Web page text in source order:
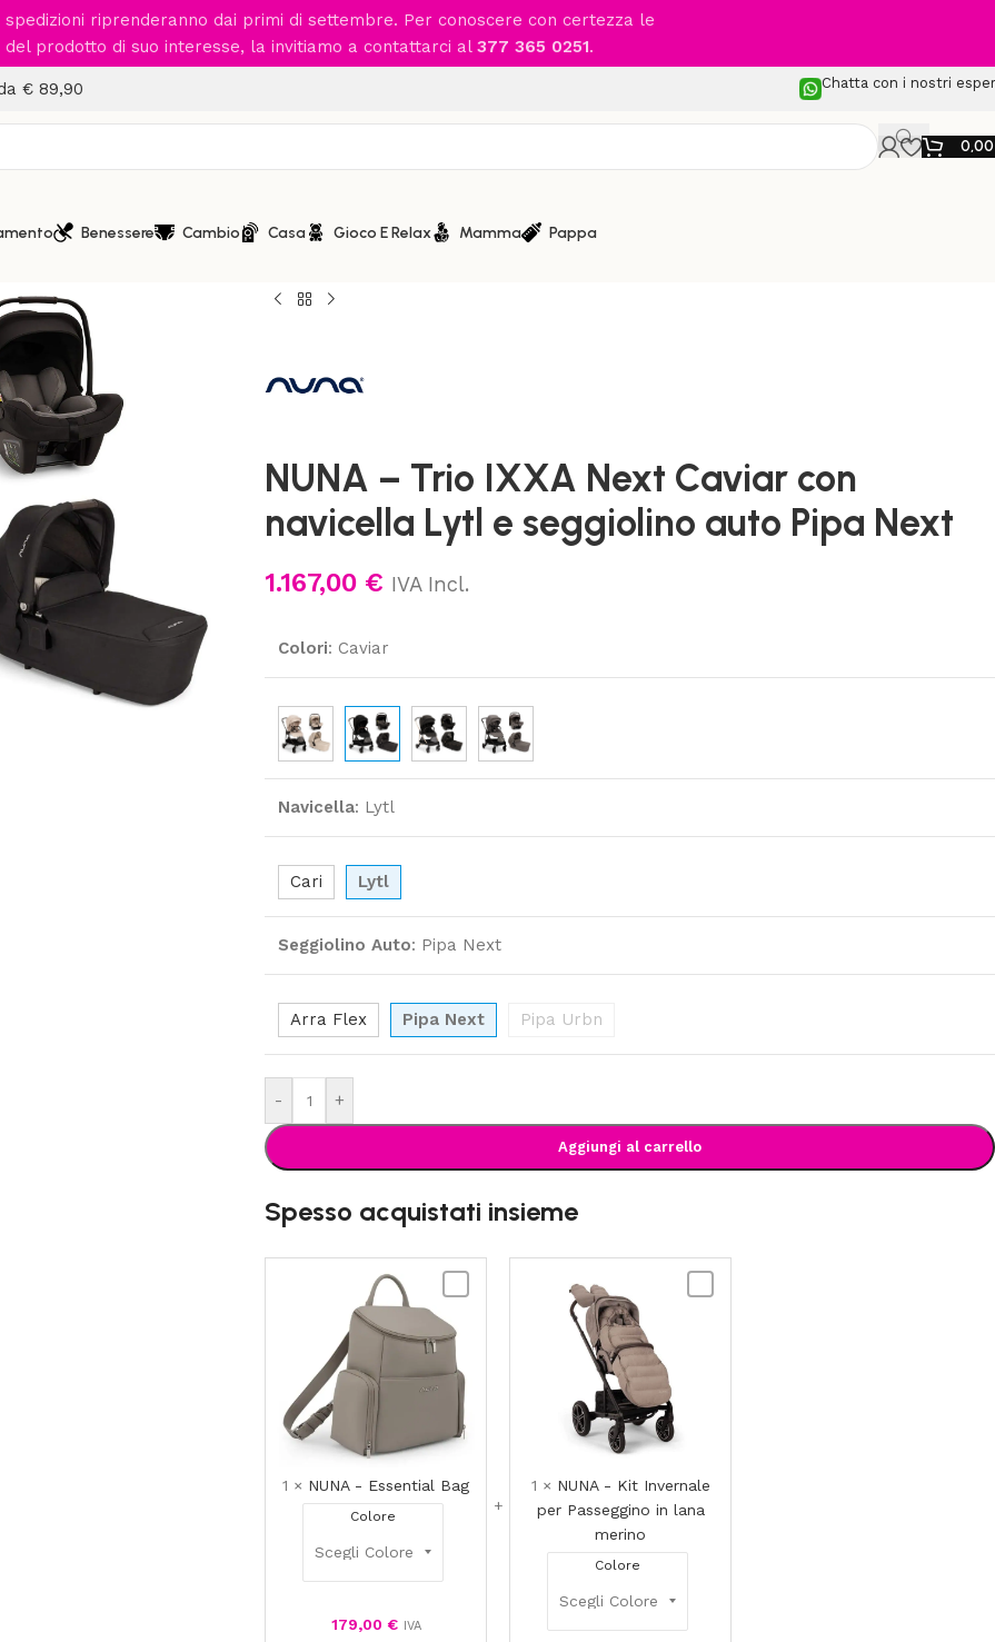
riprenderanno dai primi di settembre. Per conoscere con certezza le
del prodotto di suo interesse, la invitiamo a contattarci al 377 365 0251.
€ 89,90 Chatta con i nostri
Benessere Cambio Casa Gioco E Relax Mamma Pappa
Home/Passeggio Sistemi modulari
NUNA – Trio IXXA Next Caviar con
navicella Lytl e seggiolino auto Pipa Next
1.167,00 € IVA Incl.
Colori: Caviar
Navicella: Lytl
Cari Lytl
Seggiolino Auto: Pipa Next
Arra Flex Pipa Next Pipa Urbn
- +
Aggiungi al carrello
Spesso acquistati insieme
Essential
1 × NUNA - Essential Bag
Colore
179,00 € IVA
merino
1 × NUNA - Kit Invernale
per Passeggino in lana
merino
Colore